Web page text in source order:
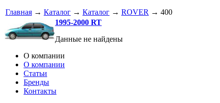
Главная → Каталог → Каталог → ROVER → 400
1995-2000 RT
Данные не найдены
О компании
О компании
Статьи
Бренды
Контакты